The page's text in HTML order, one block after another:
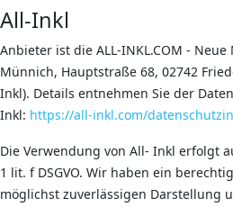
All-Inkl
Anbieter ist die ALL-INKL.COM -
Münnich, Hauptstraße 68, 02742
Inkl). Details entnehmen Sie der
Inkl: https://all-inkl.com/
Die Verwendung von All- Inkl erfolgt
1 lit. f DSGVO. Wir haben ein
möglichst zuverlässigen Darstellung